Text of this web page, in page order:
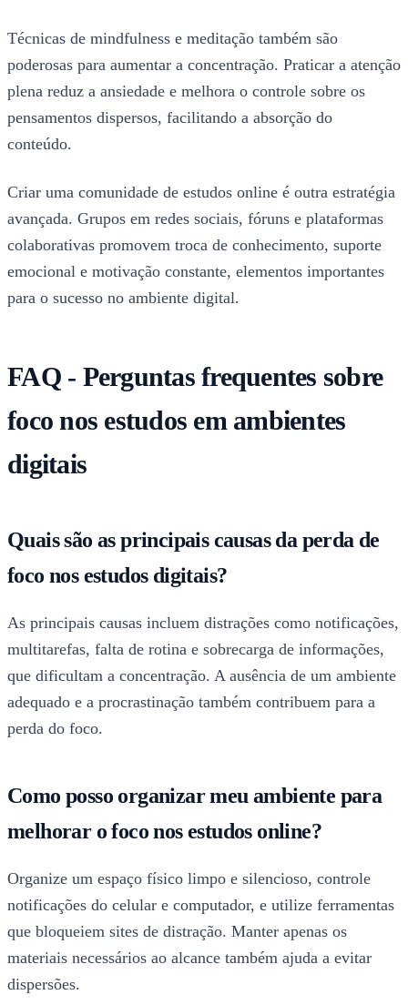
Técnicas de mindfulness e meditação também são
poderosas para aumentar a concentração. Praticar a atenção
plena reduz a ansiedade e melhora o controle sobre os
pensamentos dispersos, facilitando a absorção do
conteúdo.
Criar uma comunidade de estudos online é outra estratégia
avançada. Grupos em redes sociais, fóruns e plataformas
colaborativas promovem troca de conhecimento, suporte
emocional e motivação constante, elementos importantes
para o sucesso no ambiente digital.
FAQ - Perguntas frequentes sobre
foco nos estudos em ambientes
digitais
Quais são as principais causas da perda de
foco nos estudos digitais?
As principais causas incluem distrações como notificações,
multitarefas, falta de rotina e sobrecarga de informações,
que dificultam a concentração. A ausência de um ambiente
adequado e a procrastinação também contribuem para a
perda do foco.
Como posso organizar meu ambiente para
melhorar o foco nos estudos online?
Organize um espaço físico limpo e silencioso, controle
notificações do celular e computador, e utilize ferramentas
que bloqueiem sites de distração. Manter apenas os
materiais necessários ao alcance também ajuda a evitar
dispersões.